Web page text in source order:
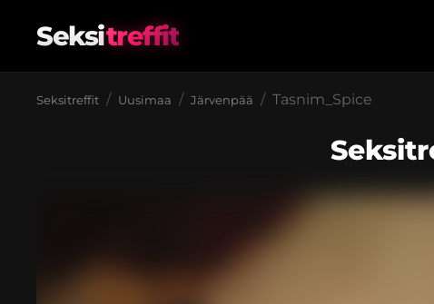
Seksitreffit
Seksitreffit Uusimaa Järvenpää Tasnim_Spice